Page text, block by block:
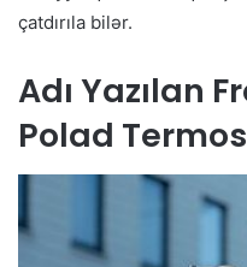
çatdırıla bilər.
Adı Yazılan
Polad Termos